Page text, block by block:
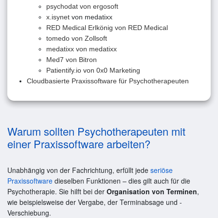
psychodat von ergosoft
x.isynet von medatixx
RED Medical Erlkönig von RED Medical
tomedo von Zollsoft
medatixx von medatixx
Med7 von Bitron
Patientify.io von 0x0 Marketing
Cloudbasierte Praxissoftware für Psychotherapeuten
Warum sollten Psychotherapeuten mit
einer Praxissoftware arbeiten?
Unabhängig von der Fachrichtung, erfüllt jede seriöse
Praxissoftware dieselben Funktionen – dies gilt auch für die
Psychotherapie. Sie hilft bei der Organisation von Terminen,
wie beispielsweise der Vergabe, der Terminabsage und -
Verschiebung.